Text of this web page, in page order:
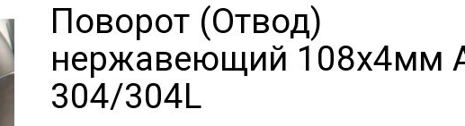
Поворот (Отвод)
нержавеющий 108x4мм
304/304L